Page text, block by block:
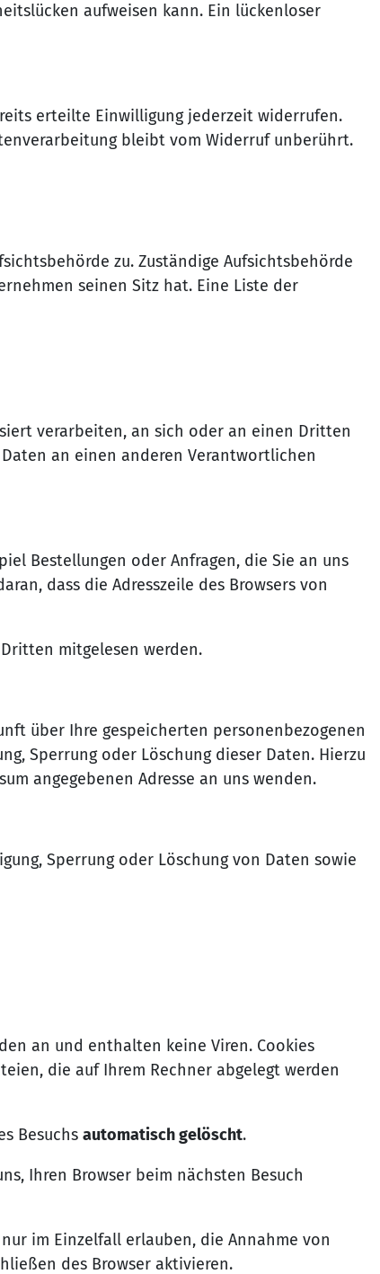
aufweisen kann. Ein lückenloser
erteilte Einwilligung jederzeit widerrufen.
bleibt vom Widerruf unberührt.
zu. Zuständige Aufsichtsbehörde
seinen Sitz hat. Eine Liste der
verarbeiten, an sich oder an einen Dritten
an einen anderen Verantwortlichen
Bestellungen oder Anfragen, die Sie an uns
dass die Adresszeile des Browsers von
mitgelesen werden.
über Ihre gespeicherten personenbezogenen
Sperrung oder Löschung dieser Daten. Hierzu
angegebenen Adresse an uns wenden.
Sperrung oder Löschung von Daten sowie
an und enthalten keine Viren. Cookies
die auf Ihrem Rechner abgelegt werden
Besuchs automatisch gelöscht.
Ihren Browser beim nächsten Besuch
im Einzelfall erlauben, die Annahme von
des Browser aktivieren.